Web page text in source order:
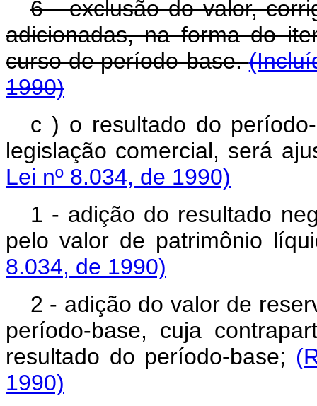
6 - exclusão do valor,
adicionadas, na forma do
curso de período-base.
1990)
c ) o resultado do
legislação comercial, será
Lei nº 8.034, de 1990)
1 - adição do resultado
pelo valor de patrimônio
8.034, de 1990)
2 - adição do valor de
período-base, cuja
resultado do período-base;
1990)